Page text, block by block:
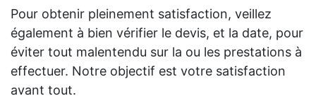
Pour obtenir pleinement satisfaction, veillez
également à bien vérifier le devis, et la date, pour
éviter tout malentendu sur la ou les prestations à
effectuer. Notre objectif est votre satisfaction
avant tout.